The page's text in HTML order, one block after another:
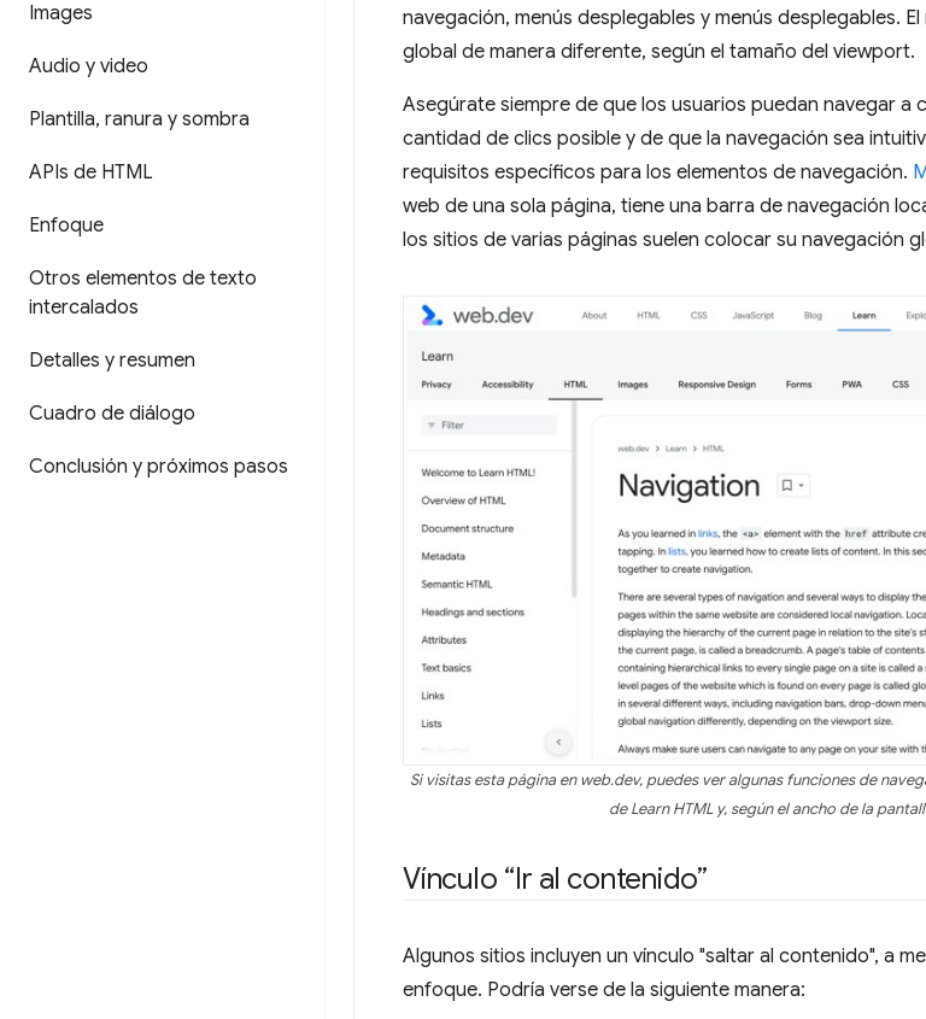
Images
Audio y video
Plantilla, ranura y sombra
APIs de HTML
Enfoque
Otros elementos de texto
intercalados
Detalles y resumen
Cuadro de diálogo
Conclusión y próximos pasos
navegación, menús desplegables y menús desplegables.
global de manera diferente, según el tamaño del viewport.
Asegúrate siempre de que los usuarios puedan navegar a
cantidad de clics posible y de que la navegación sea
requisitos específicos para los elementos de navegación.
web de una sola página, tiene una barra de navegación
los sitios de varias páginas suelen colocar su navegación
Si visitas esta página en web.dev, puedes ver algunas funciones de
de Learn HTML y, según el ancho de la
Vínculo “Ir al contenido”
Algunos sitios incluyen un vínculo "saltar al contenido", a
enfoque. Podría verse de la siguiente manera: